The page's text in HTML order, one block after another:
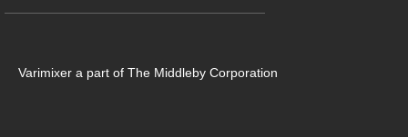
Varimixer a part of The Middleby Corporation